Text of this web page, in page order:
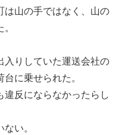
は山の手ではなく、山の
りしていた運送会社の
に乗せられた。
反にならなかったらし
い。